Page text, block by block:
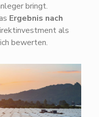
bringt.
Ergebnis nach
als
bewerten.